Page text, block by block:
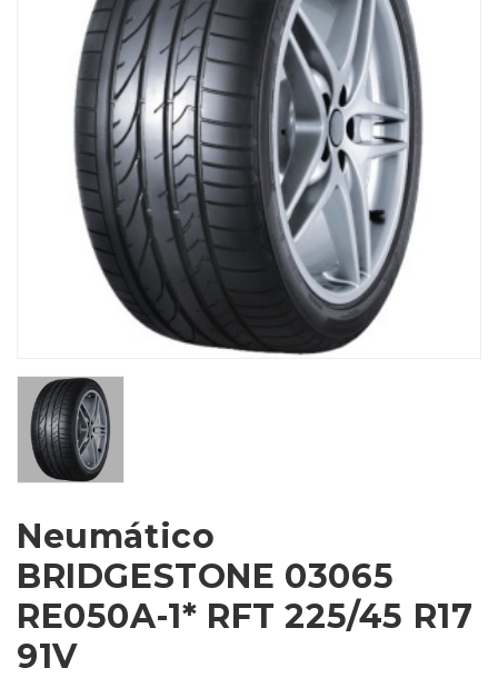
Neumático
BRIDGESTONE 03065
RE050A-1* RFT 225/45 R17
91V